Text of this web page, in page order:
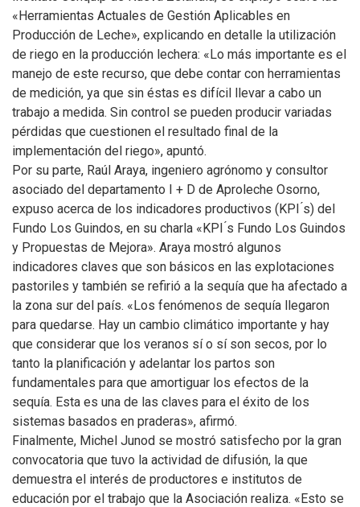
«Herramientas Actuales de Gestión Aplicables en
Producción de Leche», explicando en detalle la utilización
de riego en la producción lechera: «Lo más importante es el
manejo de este recurso, que debe contar con herramientas
de medición, ya que sin éstas es difícil llevar a cabo un
trabajo a medida. Sin control se pueden producir variadas
pérdidas que cuestionen el resultado final de la
implementación del riego», apuntó.
Por su parte, Raúl Araya, ingeniero agrónomo y consultor
asociado del departamento I + D de Aproleche Osorno,
expuso acerca de los indicadores productivos (KPI ́s) del
Fundo Los Guindos, en su charla «KPI ́s Fundo Los Guindos
y Propuestas de Mejora». Araya mostró algunos
indicadores claves que son básicos en las explotaciones
pastoriles y también se refirió a la sequía que ha afectado a
la zona sur del país. «Los fenómenos de sequía llegaron
para quedarse. Hay un cambio climático importante y hay
que considerar que los veranos sí o sí son secos, por lo
tanto la planificación y adelantar los partos son
fundamentales para que amortiguar los efectos de la
sequía. Esta es una de las claves para el éxito de los
sistemas basados en praderas», afirmó.
Finalmente, Michel Junod se mostró satisfecho por la gran
convocatoria que tuvo la actividad de difusión, la que
demuestra el interés de productores e institutos de
educación por el trabajo que la Asociación realiza. «Esto se